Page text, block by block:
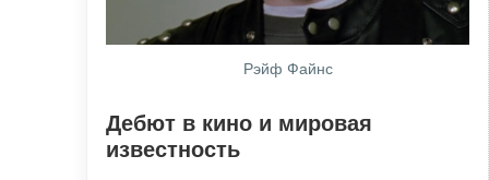
Рэйф Файнс
Дебют в кино и мировая
известность